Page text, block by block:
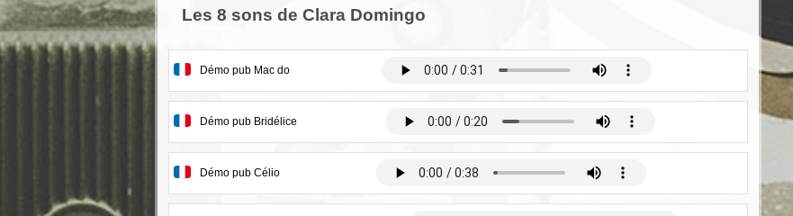
Les 8 sons de Clara Domingo
Démo pub Mac do
Démo pub Bridélice
Démo pub Célio